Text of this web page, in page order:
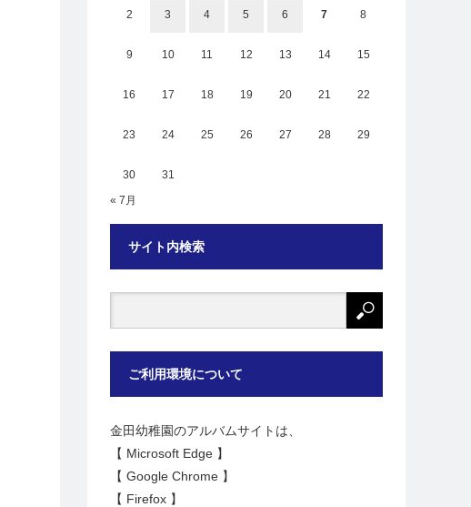
2 3 4 5 6 7 8
9 10 11 12 13 14 15
16 17 18 19 20 21 22
23 24 25 26 27 28 29
30
31
« 7月
サイト内検索
ご利用環境について
金田幼稚園のアルバムサイトは、
【 Microsoft Edge 】
【 Google Chrome 】
【 Firefox 】